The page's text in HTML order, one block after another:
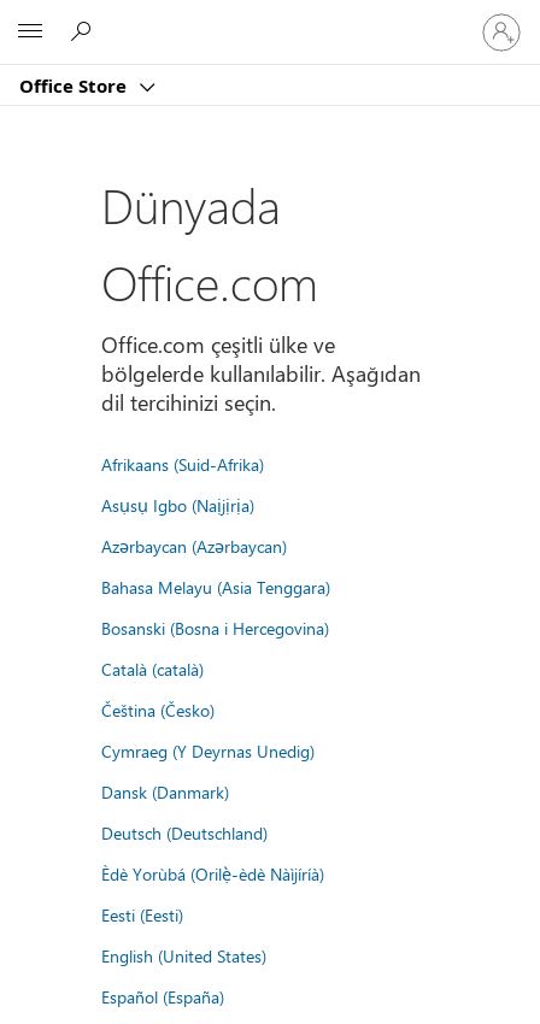
Office Store
oturum
açın
Dünyada
Office.com
Office.com çeşitli ülke ve
bölgelerde kullanılabilir. Aşağıdan
dil tercihinizi seçin.
Afrikaans (Suid-Afrika)
Asụsụ Igbo (Naịjịrịa)
Azərbaycan (Azərbaycan)
Bahasa Melayu (Asia Tenggara)
Bosanski (Bosna i Hercegovina)
Català (català)
Čeština (Česko)
Cymraeg (Y Deyrnas Unedig)
Dansk (Danmark)
Deutsch (Deutschland)
Èdè Yorùbá (Orilẹ̀-èdè Nàìjíríà)
Eesti (Eesti)
English (United States)
Español (España)